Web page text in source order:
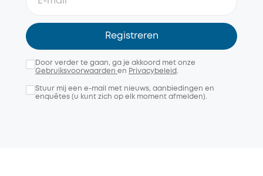
Registreren
Door verder te gaan, ga je akkoord met onze
Gebruiksvoorwaarden en Privacybeleid.
Stuur mij een e-mail met nieuws, aanbiedingen en
enquêtes (u kunt zich op elk moment afmelden).